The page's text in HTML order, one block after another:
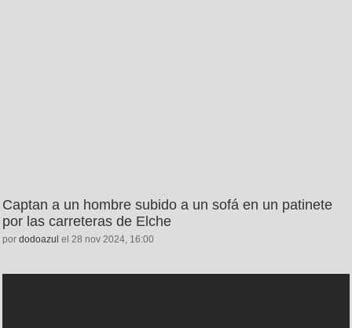
Captan a un hombre subido a un sofá en un patinete
por las carreteras de Elche
por dodoazul el 28 nov 2024, 16:00